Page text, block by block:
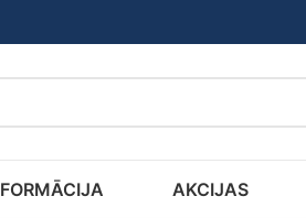
AKCIJAS